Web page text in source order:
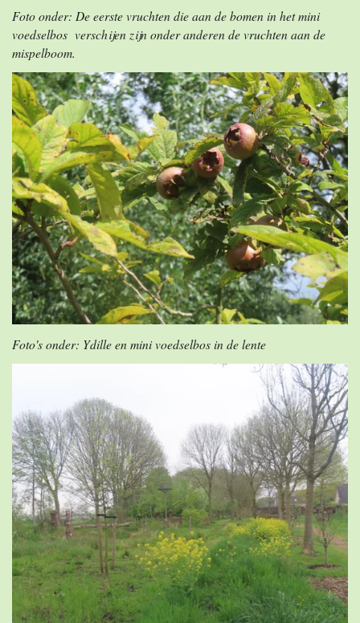
Foto onder: De eerste vruchten die aan de bomen in het mini
voedselbos verschijen zijn onder anderen de vruchten aan de
mispelboom.
Foto's onder: Ydille en mini voedselbos in de lente